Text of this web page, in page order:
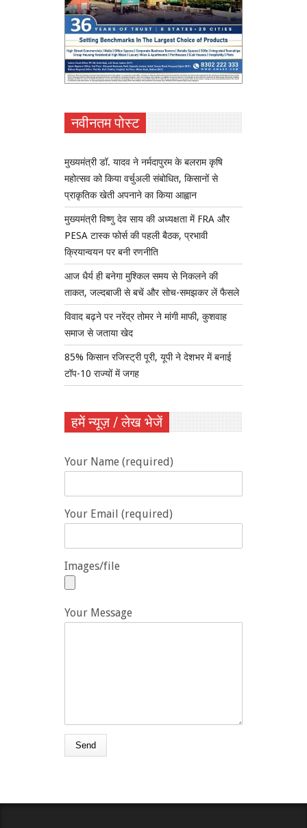
नवीनतम पोस्ट
मुख्यमंत्री डॉ. यादव ने नर्मदापुरम के बलराम कृषि
महोत्सव को किया वर्चुअली संबोधित, किसानों से
प्राकृतिक खेती अपनाने का किया आह्वान
मुख्यमंत्री विष्णु देव साय की अध्यक्षता में FRA और
PESA टास्क फोर्स की पहली बैठक, प्रभावी
क्रियान्वयन पर बनी रणनीति
आज धैर्य ही बनेगा मुश्किल समय से निकलने की
ताकत, जल्दबाजी से बचें और सोच-समझकर लें फैसले
विवाद बढ़ने पर नरेंद्र तोमर ने मांगी माफी, कुशवाह
समाज से जताया खेद
85% किसान रजिस्ट्री पूरी, यूपी ने देशभर में बनाई
टॉप-10 राज्यों में जगह
हमें न्यूज़ / लेख भेजें
Your Name (required)
Your Email (required)
Images/file
Your Message